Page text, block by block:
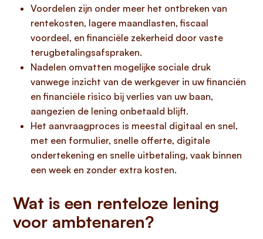
Voordelen zijn onder meer het ontbreken van
rentekosten, lagere maandlasten, fiscaal
voordeel, en financiële zekerheid door vaste
terugbetalingsafspraken.
Nadelen omvatten mogelijke sociale druk
vanwege inzicht van de werkgever in uw financiën
en financiële risico bij verlies van uw baan,
aangezien de lening onbetaald blijft.
Het aanvraagproces is meestal digitaal en snel,
met een formulier, snelle offerte, digitale
ondertekening en snelle uitbetaling, vaak binnen
een week en zonder extra kosten.
Wat is een renteloze lening
voor ambtenaren?